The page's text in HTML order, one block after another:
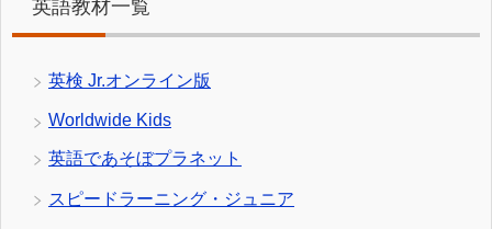
英語教材一覧
英検 Jr.オンライン版
Worldwide Kids
英語であそぼプラネット
スピードラーニング・ジュニア